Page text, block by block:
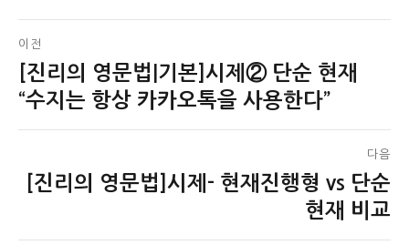
글
탐
색
이전
이
전
[진리의 영문법|기본]시제② 단순 현재
“수지는 항상 카카오톡을 사용한다”
다음
[진리의 영문법]시제- 현재진행형 vs 단순
현재 비교